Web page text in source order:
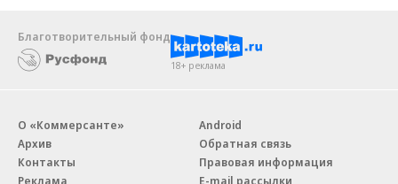
Благотворительный фонд
18+ реклама
О «Коммерсанте»
Архив
Контакты
Реклама
Android
Обратная связь
Правовая информация
E-mail рассылки